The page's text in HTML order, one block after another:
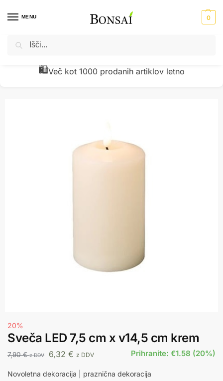
MENU 0
Domov / Novoletna dekoracija
🧾Preverjena kakovost z vračili pod 1 %
20%
Sveča LED 7,5 cm x v14,5 cm krem
7,90€ z DDV 6,32 € z DDV Prihranite: €1.58 (20%)
Novoletna dekoracija | praznična dekoracija